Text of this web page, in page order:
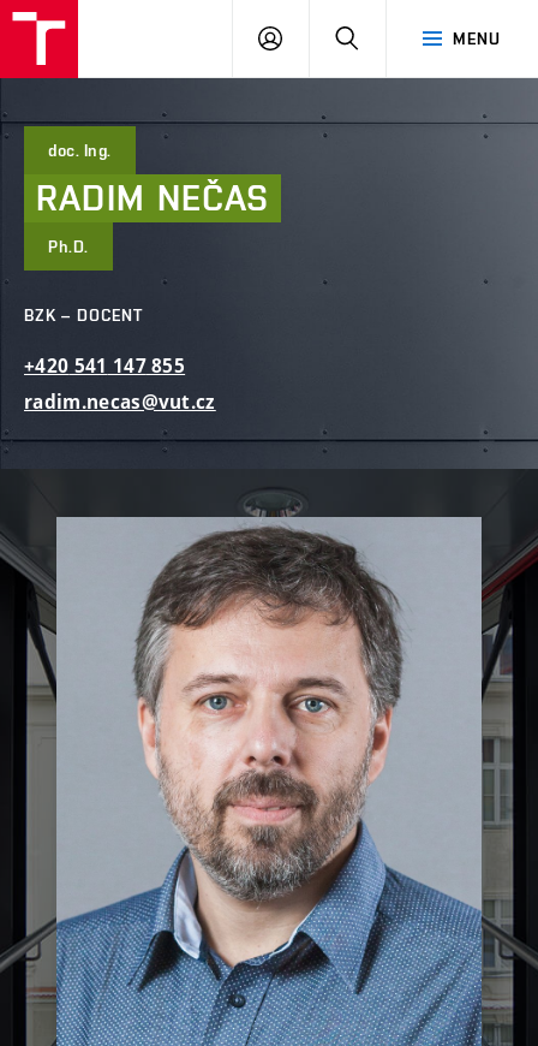
Brno
MENU
PŘIHLÁSIT
doc. Ing.
RADIM NEČAS
Ph.D.
BZK – DOCENT
+420 541 147855
radim.necas@vut.cz